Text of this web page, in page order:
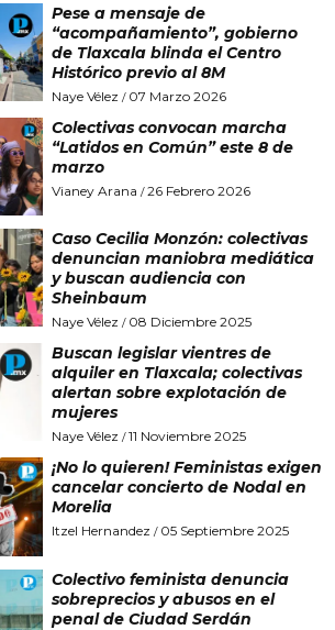
Pese a mensaje de
“acompañamiento”, gobierno
de Tlaxcala blinda el Centro
Histórico previo al 8M
Naye Vélez / 07 Marzo 2026
Colectivas convocan marcha
“Latidos en Común” este 8 de
marzo
Vianey Arana /26 Febrero 2026
Caso Cecilia Monzón: colectivas
denuncian maniobra mediática
y buscan audiencia con
Sheinbaum
Naye Vélez / 08 Diciembre 2025
Buscan legislar vientres de
alquiler en Tlaxcala; colectivas
alertan sobre explotación de
mujeres
Naye Vélez /11 Noviembre 2025
¡No lo quieren! Feministas exigen
cancelar concierto de Nodal en
Morelia
Itzel Hernandez / 05 Septiembre 2025
Colectivo feminista denuncia
sobreprecios y abusos en el
penal de Ciudad Serdán